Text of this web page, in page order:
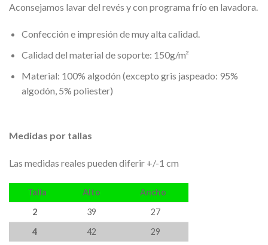
Aconsejamos lavar del revés y con programa frío en lavadora.
Confección e impresión de muy alta calidad.
Calidad del material de soporte: 150g/m²
Material: 100% algodón (excepto gris jaspeado: 95%
algodón, 5% poliester)
Medidas por tallas
Las medidas reales pueden diferir +/-1 cm
Talla Alto
Ancho
2
39
27
4
42
29